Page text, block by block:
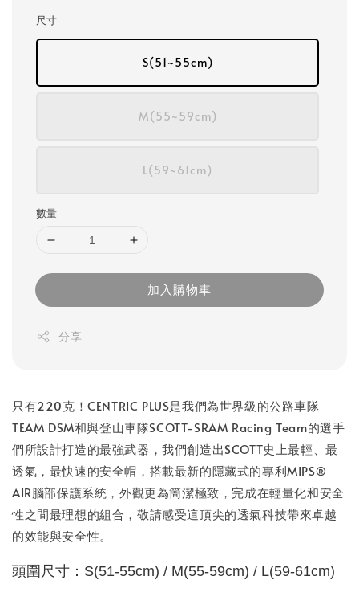
尺寸
S(51~55cm)
M(55~59cm)
L(59~61cm)
數量
加入購物車
分享
只有220克！CENTRIC PLUS是我們為世界級的公路車隊
TEAM DSM和與登山車隊SCOTT-SRAM Racing Team的選手
們所設計打造的最強武器，我們創造出SCOTT史上最輕、最
透氣，最快速的安全帽，搭載最新的隱藏式的專利MIPS®
AIR腦部保護系統，外觀更為簡潔極致，完成在輕量化和安全
性之間最理想的組合，敬請感受這頂尖的透氣科技帶來卓越
的效能與安全性。
頭圍尺寸：S(51-55cm) / M(55-59cm) / L(59-61cm)